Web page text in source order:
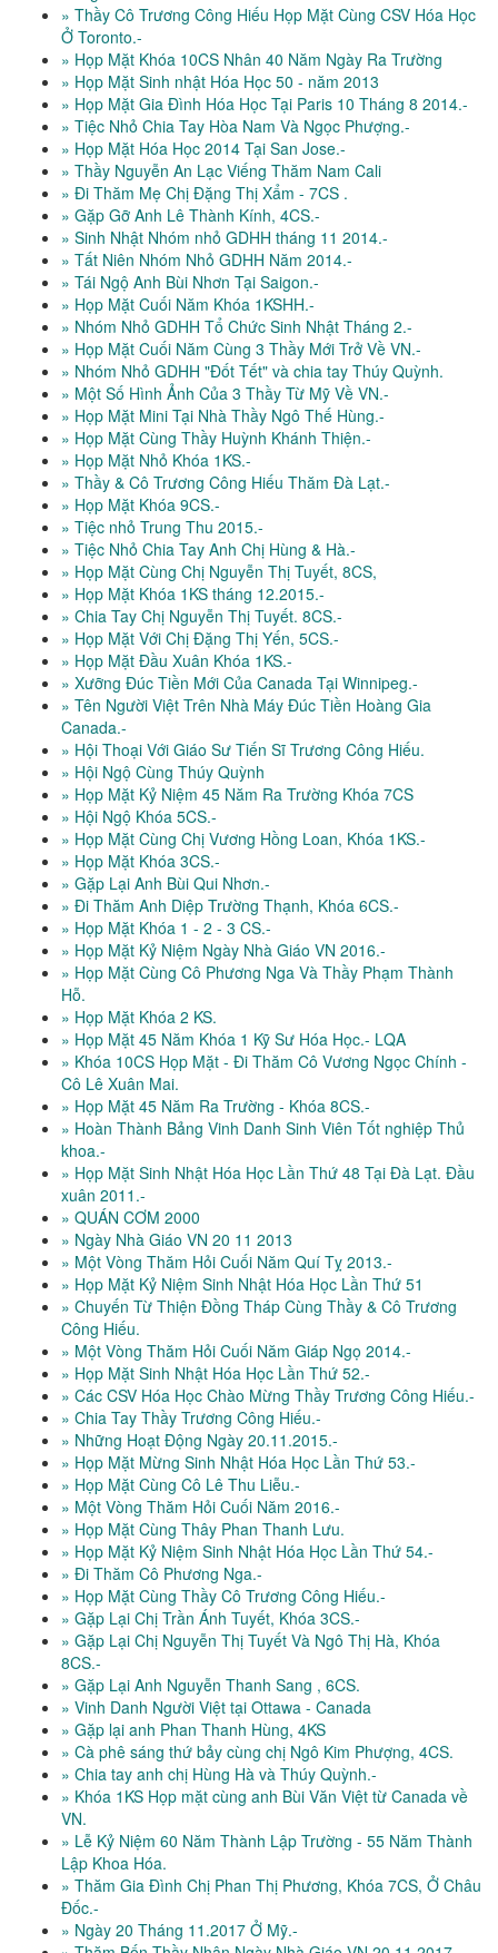
» Thầy Cô Trương Công Hiếu Họp Mặt Cùng CSV Hóa Học
Ở Toronto.-
» Họp Mặt Khóa 10CS Nhân 40 Năm Ngày Ra Trường
» Họp Mặt Sinh nhật Hóa Học 50 - năm 2013
» Họp Mặt Gia Đình Hóa Học Tại Paris 10 Tháng 8 2014.-
» Tiệc Nhỏ Chia Tay Hòa Nam Và Ngọc Phượng.-
» Họp Mặt Hóa Học 2014 Tại San Jose.-
» Thầy Nguyễn An Lạc Viếng Thăm Nam Cali
» Đi Thăm Mẹ Chị Đặng Thị Xẩm - 7CS .
» Gặp Gỡ Anh Lê Thành Kính, 4CS.-
» Sinh Nhật Nhóm nhỏ GDHH tháng 11 2014.-
» Tất Niên Nhóm Nhỏ GDHH Năm 2014.-
» Tái Ngộ Anh Bùi Nhơn Tại Saigon.-
» Họp Mặt Cuối Năm Khóa 1KSHH.-
» Nhóm Nhỏ GDHH Tổ Chức Sinh Nhật Tháng 2.-
» Họp Mặt Cuối Năm Cùng 3 Thầy Mới Trở Về VN.-
» Nhóm Nhỏ GDHH "Đốt Tết" và chia tay Thúy Quỳnh.
» Một Số Hình Ảnh Của 3 Thầy Từ Mỹ Về VN.-
» Họp Mặt Mini Tại Nhà Thầy Ngô Thế Hùng.-
» Họp Mặt Cùng Thầy Huỳnh Khánh Thiện.-
» Họp Mặt Nhỏ Khóa 1KS.-
» Thầy & Cô Trương Công Hiếu Thăm Đà Lạt.-
» Họp Mặt Khóa 9CS.-
» Tiệc nhỏ Trung Thu 2015.-
» Tiệc Nhỏ Chia Tay Anh Chị Hùng & Hà.-
» Họp Mặt Cùng Chị Nguyễn Thị Tuyết, 8CS,
» Họp Mặt Khóa 1KS tháng 12.2015.-
» Chia Tay Chị Nguyễn Thị Tuyết. 8CS.-
» Họp Mặt Với Chị Đặng Thị Yến, 5CS.-
» Họp Mặt Đầu Xuân Khóa 1KS.-
» Xưỡng Đúc Tiền Mới Của Canada Tại Winnipeg.-
» Tên Người Việt Trên Nhà Máy Đúc Tiền Hoàng Gia
Canada.-
» Hội Thoại Với Giáo Sư Tiến Sĩ Trương Công Hiếu.
» Hội Ngộ Cùng Thúy Quỳnh
» Họp Mặt Kỷ Niệm 45 Năm Ra Trường Khóa 7CS
» Hội Ngộ Khóa 5CS.-
» Họp Mặt Cùng Chị Vương Hồng Loan, Khóa 1KS.-
» Họp Mặt Khóa 3CS.-
» Gặp Lại Anh Bùi Qui Nhơn.-
» Đi Thăm Anh Diệp Trường Thạnh, Khóa 6CS.-
» Họp Mặt Khóa 1 - 2 - 3 CS.-
» Họp Mặt Kỷ Niệm Ngày Nhà Giáo VN 2016.-
» Họp Mặt Cùng Cô Phương Nga Và Thầy Phạm Thành
Hỗ.
» Họp Mặt Khóa 2 KS.
» Họp Mặt 45 Năm Khóa 1 Kỹ Sư Hóa Học.- LQA
» Khóa 10CS Họp Mặt - Đi Thăm Cô Vương Ngọc Chính -
Cô Lê Xuân Mai.
» Họp Mặt 45 Năm Ra Trường - Khóa 8CS.-
» Hoàn Thành Bảng Vinh Danh Sinh Viên Tốt nghiệp Thủ
khoa.-
» Họp Mặt Sinh Nhật Hóa Học Lần Thứ 48 Tại Đà Lạt. Đầu
xuân 2011.-
» QUÁN CƠM 2000
» Ngày Nhà Giáo VN 20 11 2013
» Một Vòng Thăm Hỏi Cuối Năm Quí Tỵ 2013.-
» Họp Mặt Kỷ Niệm Sinh Nhật Hóa Học Lần Thứ 51
» Chuyến Từ Thiện Đồng Tháp Cùng Thầy & Cô Trương
Công Hiếu.
» Một Vòng Thăm Hỏi Cuối Năm Giáp Ngọ 2014.-
» Họp Mặt Sinh Nhật Hóa Học Lần Thứ 52.-
» Các CSV Hóa Học Chào Mừng Thầy Trương Công Hiếu.-
» Chia Tay Thầy Trương Công Hiếu.-
» Những Hoạt Động Ngày 20.11.2015.-
» Họp Mặt Mừng Sinh Nhật Hóa Học Lần Thứ 53.-
» Họp Mặt Cùng Cô Lê Thu Liễu.-
» Một Vòng Thăm Hỏi Cuối Năm 2016.-
» Họp Mặt Cùng Thây Phan Thanh Lưu.
» Họp Mặt Kỷ Niệm Sinh Nhật Hóa Học Lần Thứ 54.-
» Đi Thăm Cô Phương Nga.-
» Họp Mặt Cùng Thầy Cô Trương Công Hiếu.-
» Gặp Lại Chị Trần Ánh Tuyết, Khóa 3CS.-
» Gặp Lại Chị Nguyễn Thị Tuyết Và Ngô Thị Hà, Khóa
8CS.-
» Gặp Lại Anh Nguyễn Thanh Sang , 6CS.
» Vinh Danh Người Việt tại Ottawa - Canada
» Gặp lại anh Phan Thanh Hùng, 4KS
» Cà phê sáng thứ bảy cùng chị Ngô Kim Phượng, 4CS.
» Chia tay anh chị Hùng Hà và Thúy Quỳnh.-
» Khóa 1KS Họp mặt cùng anh Bùi Văn Việt từ Canada về
VN.
» Lễ Kỷ Niệm 60 Năm Thành Lập Trường - 55 Năm Thành
Lập Khoa Hóa.
» Thăm Gia Đình Chị Phan Thị Phương, Khóa 7CS, Ở Châu
Đốc.-
» Ngày 20 Tháng 11.2017 Ở Mỹ.-